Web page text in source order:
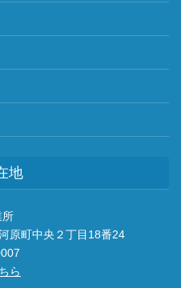
地
所
原町中央２丁目18番24
ら